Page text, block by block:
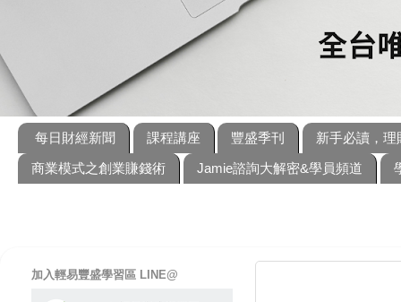
每日財經新聞 課程講座 豐盛季刊
新手必讀，理
商業模式之創業賺錢術
Jamie諮詢大解密&學員頻道
加入輕易豐盛學習區 LINE@